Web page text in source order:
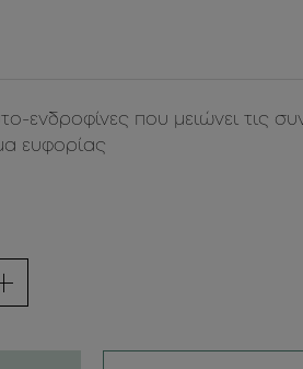
ενδροφίνες που μειώνει τις
ευφορίας